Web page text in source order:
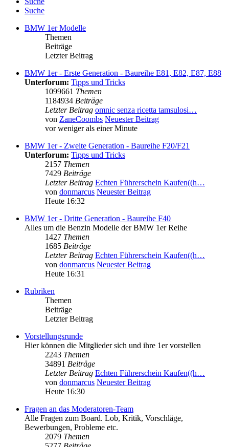
Suche
BMW 1er Modelle
Themen
Beiträge
Letzter Beitrag
BMW 1er - Erste Generation - Baureihe E81, E82, E87, E88
Unterforum: Tipps und Tricks
1099661 Themen
1184934 Beiträge
Letzter Beitrag omnic senza ricetta tamsulosi…
von ZaneCoombs Neuester Beitrag
vor weniger als einer Minute
BMW 1er - Zweite Generation - Baureihe F20/F21
Unterforum: Tipps und Tricks
2157 Themen
7429 Beiträge
Letzter Beitrag Echten Führerschein Kaufen((h…
von donmarcus Neuester Beitrag
Heute 16:32
BMW 1er - Dritte Generation - Baureihe F40
Alles um die Benzin Modelle der BMW 1er Reihe
1427 Themen
1685 Beiträge
Letzter Beitrag Echten Führerschein Kaufen((h…
von donmarcus Neuester Beitrag
Heute 16:31
Rubriken
Themen
Beiträge
Letzter Beitrag
Vorstellungsrunde
Hier können die Mitglieder sich und ihre 1er vorstellen
2243 Themen
34891 Beiträge
Letzter Beitrag Echten Führerschein Kaufen((h…
von donmarcus Neuester Beitrag
Heute 16:30
Fragen an das Moderatoren-Team
Alle Fragen zum Board. Lob, Kritik, Vorschläge,
Bewerbungen, Probleme etc.
2079 Themen